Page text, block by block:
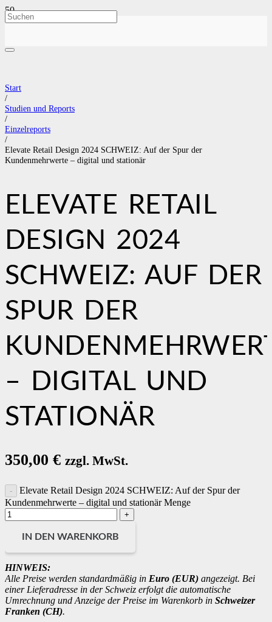
Start
/
Studien und Reports
/
Einzelreports
/
Elevate Retail Design 2024 SCHWEIZ: Auf der Spur der
Kundenmehrwerte – digital und stationär
ELEVATE RETAIL
DESIGN 2024
SCHWEIZ: AUF DER
SPUR DER
– DIGITAL UND
STATIONÄR
350,00 € zzgl. MwSt.
Elevate Retail Design 2024 SCHWEIZ: Auf der Spur der
Kundenmehrwerte – digital und stationär Menge
IN DEN WARENKORB
HINWEIS:
Alle Preise werden standardmäßig in Euro (EUR) angezeigt. Bei
einer Lieferadresse in der Schweiz erfolgt die automatische
Umrechnung und Anzeige der Preise im Warenkorb in Schweizer
Franken (CH).